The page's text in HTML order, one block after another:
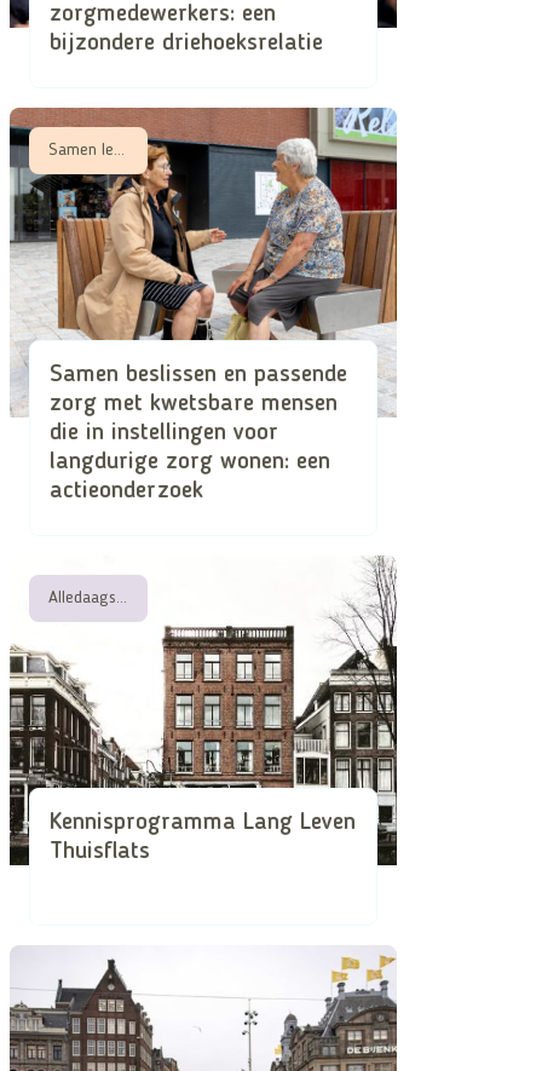
zorgmedewerkers: een
bijzondere driehoeksrelatie
Samen beslissen en passende
zorg met kwetsbare mensen
die in instellingen voor
langdurige zorg wonen: een
actieonderzoek
Kennisprogramma Lang Leven
Thuisflats